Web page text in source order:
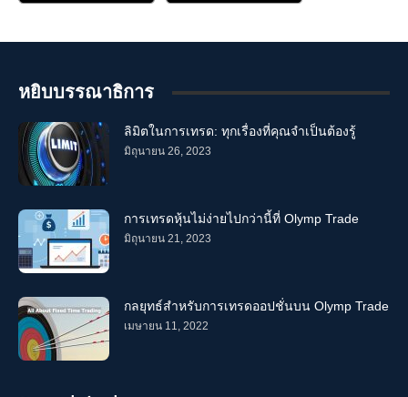
หยิบบรรณาธิการ
ลิมิตในการเทรด: ทุกเรื่องที่คุณจำเป็นต้องรู้
มิถุนายน 26, 2023
การเทรดหุ้นไม่ง่ายไปกว่านี้ที่ Olymp Trade
มิถุนายน 21, 2023
กลยุทธ์สำหรับการเทรดออปชั่นบน Olymp Trade
เมษายน 11, 2022